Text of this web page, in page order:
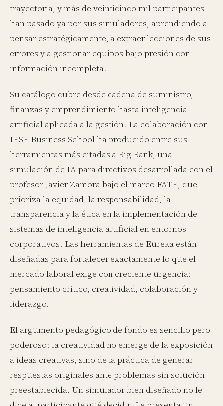
trayectoria, y más de veinticinco mil participantes
han pasado ya por sus simuladores, aprendiendo a
pensar estratégicamente, a extraer lecciones de sus
errores y a gestionar equipos bajo presión con
información incompleta.
Su catálogo cubre desde cadena de suministro,
finanzas y emprendimiento hasta inteligencia
artificial aplicada a la gestión. La colaboración con
IESE Business School ha producido entre sus
herramientas más citadas a Big Bank, una
simulación de IA para directivos desarrollada con el
profesor Javier Zamora bajo el marco FATE, que
prioriza la equidad, la responsabilidad, la
transparencia y la ética en la implementación de
sistemas de inteligencia artificial en entornos
corporativos. Las herramientas de Eureka están
diseñadas para fortalecer exactamente lo que el
mercado laboral exige con creciente urgencia:
pensamiento crítico, creatividad, colaboración y
liderazgo.
El argumento pedagógico de fondo es sencillo pero
poderoso: la creatividad no emerge de la exposición
a ideas creativas, sino de la práctica de generar
respuestas originales ante problemas sin solución
preestablecida. Un simulador bien diseñado no le